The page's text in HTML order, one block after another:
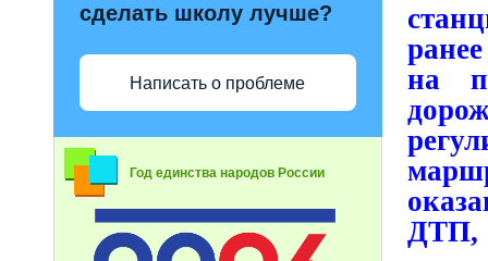
сделать школу лучше?
Написать о проблеме
Год единства народов России
на
ДТП,